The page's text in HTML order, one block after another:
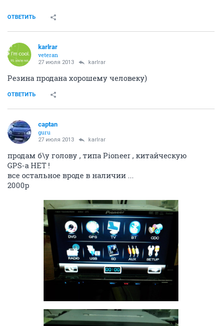
ОТВЕТИТЬ
karlrar
veteran
27 июля 2013 karlrar
Резина продана хорошему человеку)
ОТВЕТИТЬ
captan
guru
27 июля 2013 karlrar
продам б\у голову , типа Pioneer , китайческую
GPS-а НЕТ !
все остальное вроде в наличии ...
2000р